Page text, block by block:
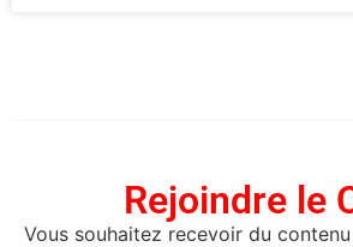
Rejoindre le
Vous souhaitez recevoir du